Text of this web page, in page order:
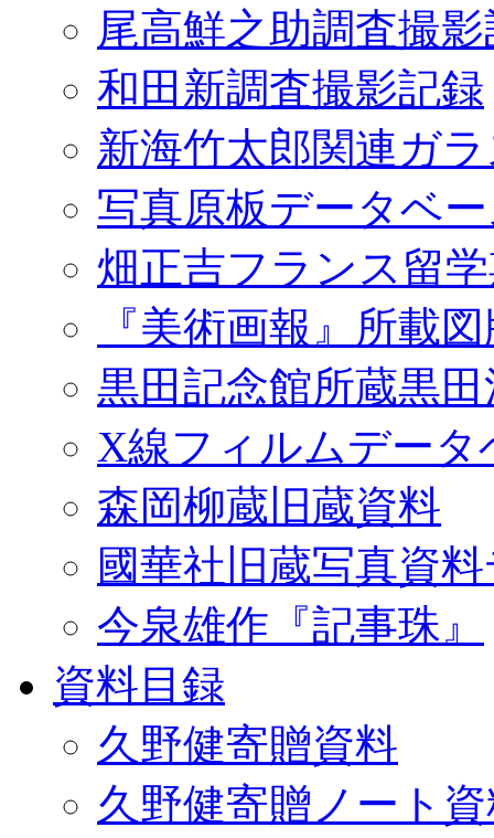
尾高鮮之助調査撮
和田新調査撮影記録
新海竹太郎関連ガ
写真原板データベ
畑正吉フランス留
『美術画報』所載
黒田記念館所蔵黒
X線フィルムデータ
森岡柳蔵旧蔵資料
國華社旧蔵写真資
今泉雄作『記事珠』
資料目録
久野健寄贈資料
久野健寄贈ノート